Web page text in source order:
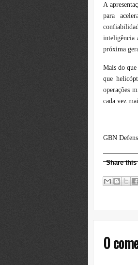
A
para
inteligência
próxima
Mais do
que
operações
cada vez
GBN
Share
0